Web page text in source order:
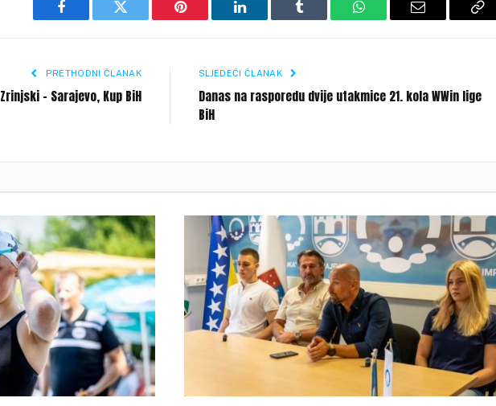
Facebook Twitter Pinterest LinkedIn Tumblr WhatsAppEmail
PRETHODNI ČLANAK
Zrinjski – Sarajevo, Kup BiH
SLJEDEĆI ČLANAK
Danas na rasporedu dvije utakmice 21. kola WWin lige
BiH